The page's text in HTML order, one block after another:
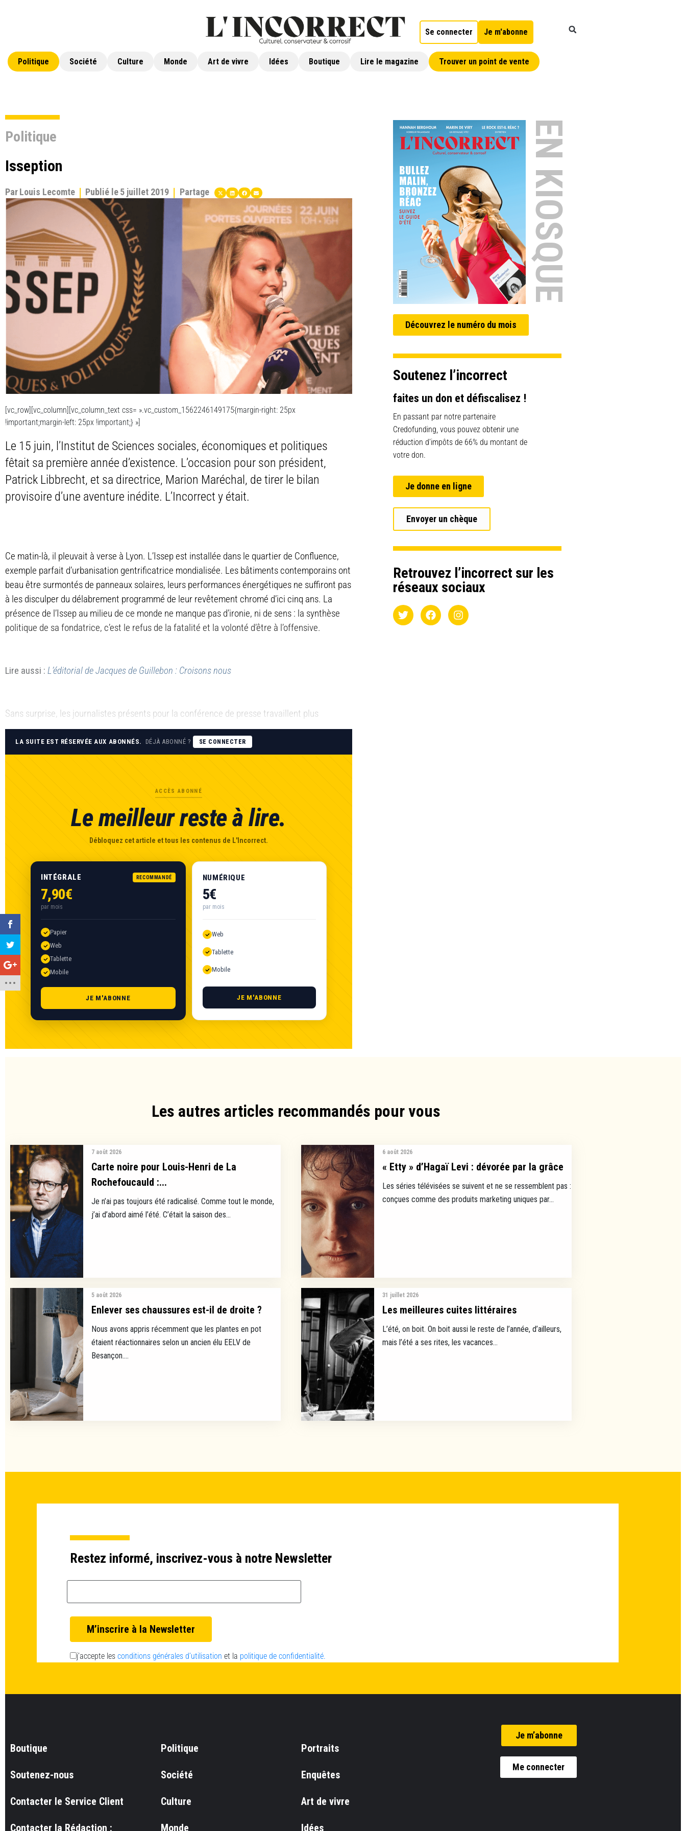
Se connecter Je m'abonne
Politique Société Culture Monde Art de vivre Idées Boutique Lire le magazine Trouver un point de vente
Politique
Isseption
ParLouis Lecomte Publié le5 juillet 2019 Partage
[vc_row][vc_column][vc_column_text css= ».vc_custom_1562246149175{margin-right: 25px
!important;margin-left: 25px !important;} »]
Le 15 juin, l’Institut de Sciences sociales, économiques et politiques
fêtait sa première année d’existence. L’occasion pour son président,
Patrick Libbrecht, et sa directrice, Marion Maréchal, de tirer le bilan
provisoire d’une aventure inédite. L’Incorrect y était.
Ce matin-là, il pleuvait à verse à Lyon. L’Issep est installée dans le quartier de Confluence,
exemple parfait d’urbanisation gentrificatrice mondialisée. Les bâtiments contemporains ont
beau être surmontés de panneaux solaires, leurs performances énergétiques ne suffiront pas
à les disculper du délabrement programmé de leur revêtement chromé d’ici cinq ans. La
présence de l’Issep au milieu de ce monde ne manque pas d’ironie, ni de sens : la synthèse
politique de sa fondatrice, c’est le refus de la fatalité et la volonté d’être à l’offensive.
Lire aussi : L’éditorial de Jacques de Guillebon : Croisons nous
Sans surprise, les journalistes présents pour la conférence de presse travaillent plus
LA SUITE EST RÉSERVÉE AUX ABONNÉS. DÉJÀ ABONNÉ ? SE CONNECTER
ACCÈS ABONNÉ
Le meilleur reste à lire.
Débloquez cet article et tous les contenus de L'Incorrect.
INTÉGRALE RECOMMANDÉ
7,90€
par mois
Papier
Web
Tablette
Mobile
JE M'ABONNE
NUMÉRIQUE
5€
par mois
Web
Tablette
Mobile
JE M'ABONNE
EN KIOSQUE
Découvrez le numéro du mois
Soutenez l’incorrect
faites un don et défiscalisez !
En passant par notre partenaire
Credofunding, vous pouvez obtenir une
réduction d’impôts de 66% du montant de
votre don.
Je donne en ligne
Envoyer un chèque
Retrouvez l’incorrect sur les
réseaux sociaux
Les autres articles recommandés pour vous​
7 août 2026
Carte noire pour Louis-Henri de La
Rochefoucauld :...
Je n’ai pas toujours été radicalisé. Comme tout le monde,
j’ai d’abord aimé l’été. C’était la saison des...
6 août 2026
« Etty » d’Hagaï Levi : dévorée par la grâce
Les séries télévisées se suivent et ne se ressemblent pas :
conçues comme des produits marketing uniques par...
5 août 2026
Enlever ses chaussures est-il de droite ?
Nous avons appris récemment que les plantes en pot
étaient réactionnaires selon un ancien élu EELV de
Besançon....
31 juillet 2026
Les meilleures cuites littéraires
L’été, on boit. On boit aussi le reste de l’année, d’ailleurs,
mais l’été a ses rites, les vacances...
Restez informé, inscrivez-vous à notre Newsletter
j’accepte les conditions générales d’utilisation et la politique de confidentialité.
Boutique
Soutenez-nous
Contacter le Service Client
Contacter la Rédaction :
Politique
Société
Culture
Monde
Portraits
Enquêtes
Art de vivre
Idées
Je m’abonne
Me connecter